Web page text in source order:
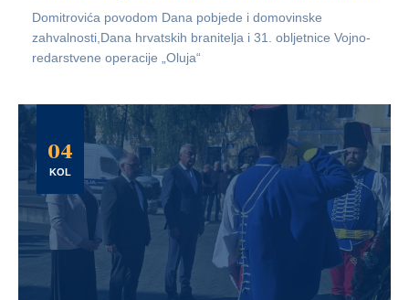
Domitrovića povodom Dana pobjede i domovinske
zahvalnosti,Dana hrvatskih branitelja i 31. obljetnice Vojno-
redarstvene operacije „Oluja“
04
KOL